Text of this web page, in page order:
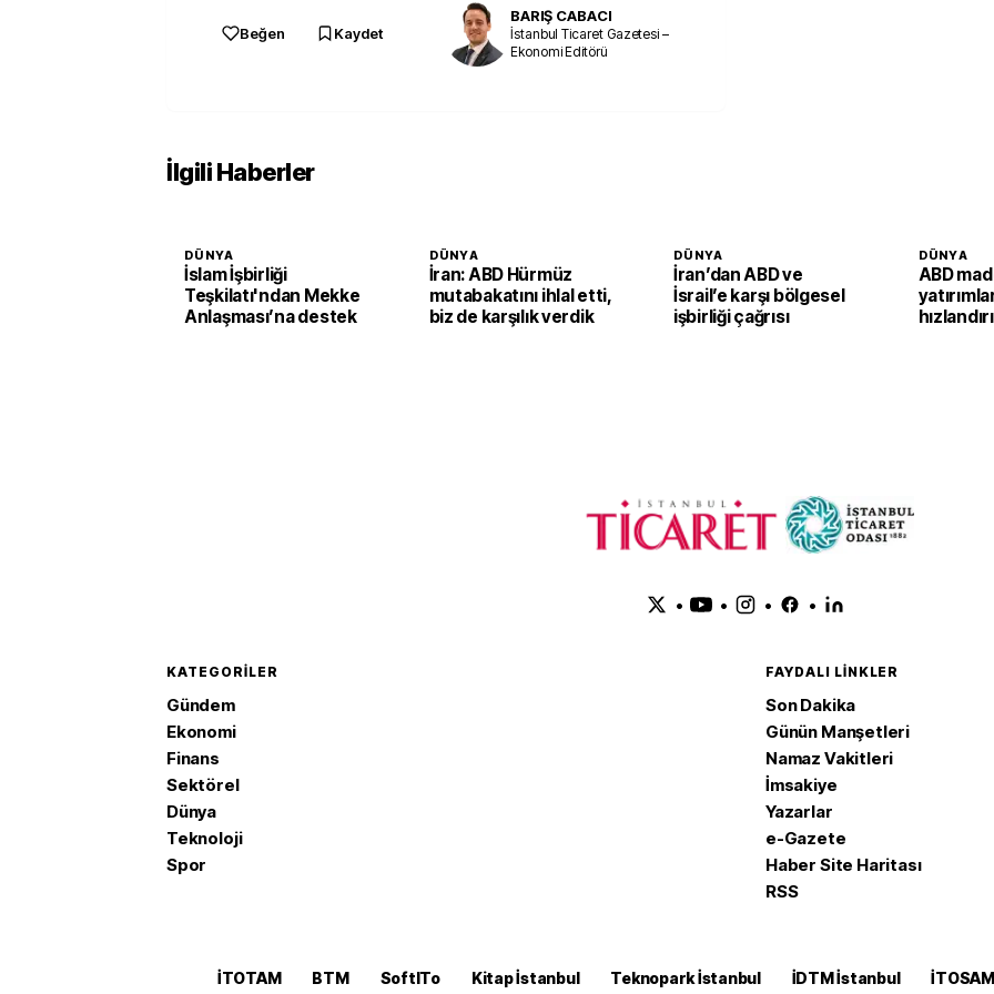
Beğen Kaydet
BARIŞ CABACI
İstanbul Ticaret Gazetesi –
Ekonomi Editörü
İlgili Haberler
DÜNYA
İslam İşbirliği
Teşkilatı'ndan Mekke
Anlaşması’na destek
DÜNYA
İran: ABD Hürmüz
mutabakatını ihlal etti,
biz de karşılık verdik
DÜNYA
İran’dan ABD ve
İsrail’e karşı bölgesel
işbirliği çağrısı
DÜNYA
ABD
• • • •
KATEGORILER
Gündem
Ekonomi
Finans
Sektörel
Dünya
Teknoloji
Spor
FAYDALI LINKLER
Son Dakika
Günün Manşetleri
Namaz Vakitleri
İmsakiye
Yazarlar
e-Gazete
Haber Site Haritası
RSS
İTOTAM BTM SoftITo Kitap İstanbul Teknopark İstanbul İDTM İstanbul İTOSAM